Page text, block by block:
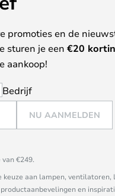
promoties en de
sturen je een €20
aankoop!
Bedrijf
NU AANMELDEN
€249.
aan lampen, ventilatoren,
en